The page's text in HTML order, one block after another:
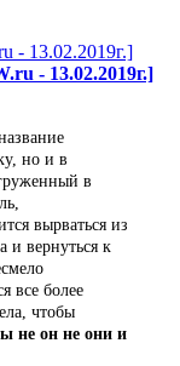
- 13.02.2019г.]
но и в
в
вырваться из
и вернуться к
все более
чтобы
не он не они и